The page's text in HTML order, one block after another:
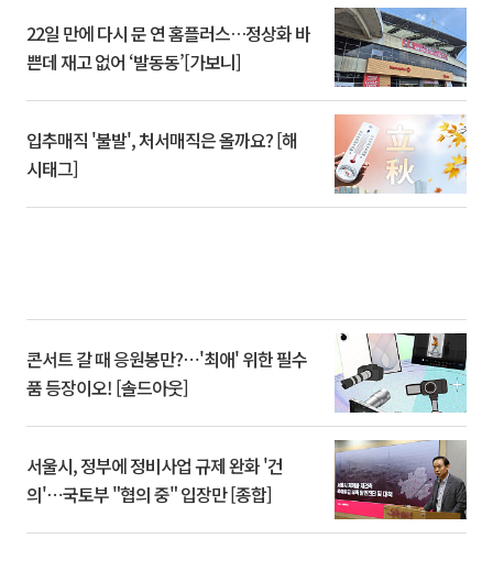
22일 만에 다시 문 연 홈플러스…정상화 바
쁜데 재고 없어 ‘발동동’[가보니]
입추매직 '불발', 처서매직은 올까요? [해
시태그]
콘서트 갈 때 응원봉만?⋯'최애' 위한 필수
품 등장이오! [솔드아웃]
서울시, 정부에 정비사업 규제 완화 '건
의'⋯국토부 "협의 중" 입장만 [종합]